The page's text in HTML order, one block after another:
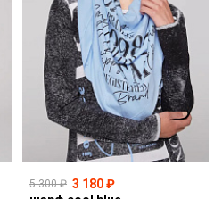
5 300 ₽ 3 180 ₽